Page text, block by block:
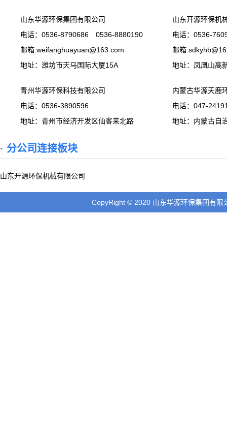
山东华源环保集团有限公司
电话：0536-8790686 0536-8880190
邮箱:weifanghuayuan@163.com
地址：潍坊市天马国际大厦15A
山东开源环保机
电话：0536-
邮箱
地址：凤凰山高
青州华源环保科技有限公司
电话：0536-3890596
地址：青州市经济开发区仙客来北路
内蒙古华源天鹿
电话：047-
地址：内蒙古自
· 分公司连接板块
山东开源环保机械有限公司
CopyRight © 2020 山东华源环保集团有